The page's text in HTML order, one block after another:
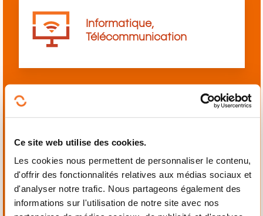
Ce site web utilise des cookies.
Les cookies nous permettent de personnaliser le contenu,
d'offrir des fonctionnalités relatives aux médias sociaux et
d'analyser notre trafic. Nous partageons également des
informations sur l'utilisation de notre site avec nos
Informatique,
Télécommunication
Mécanique,